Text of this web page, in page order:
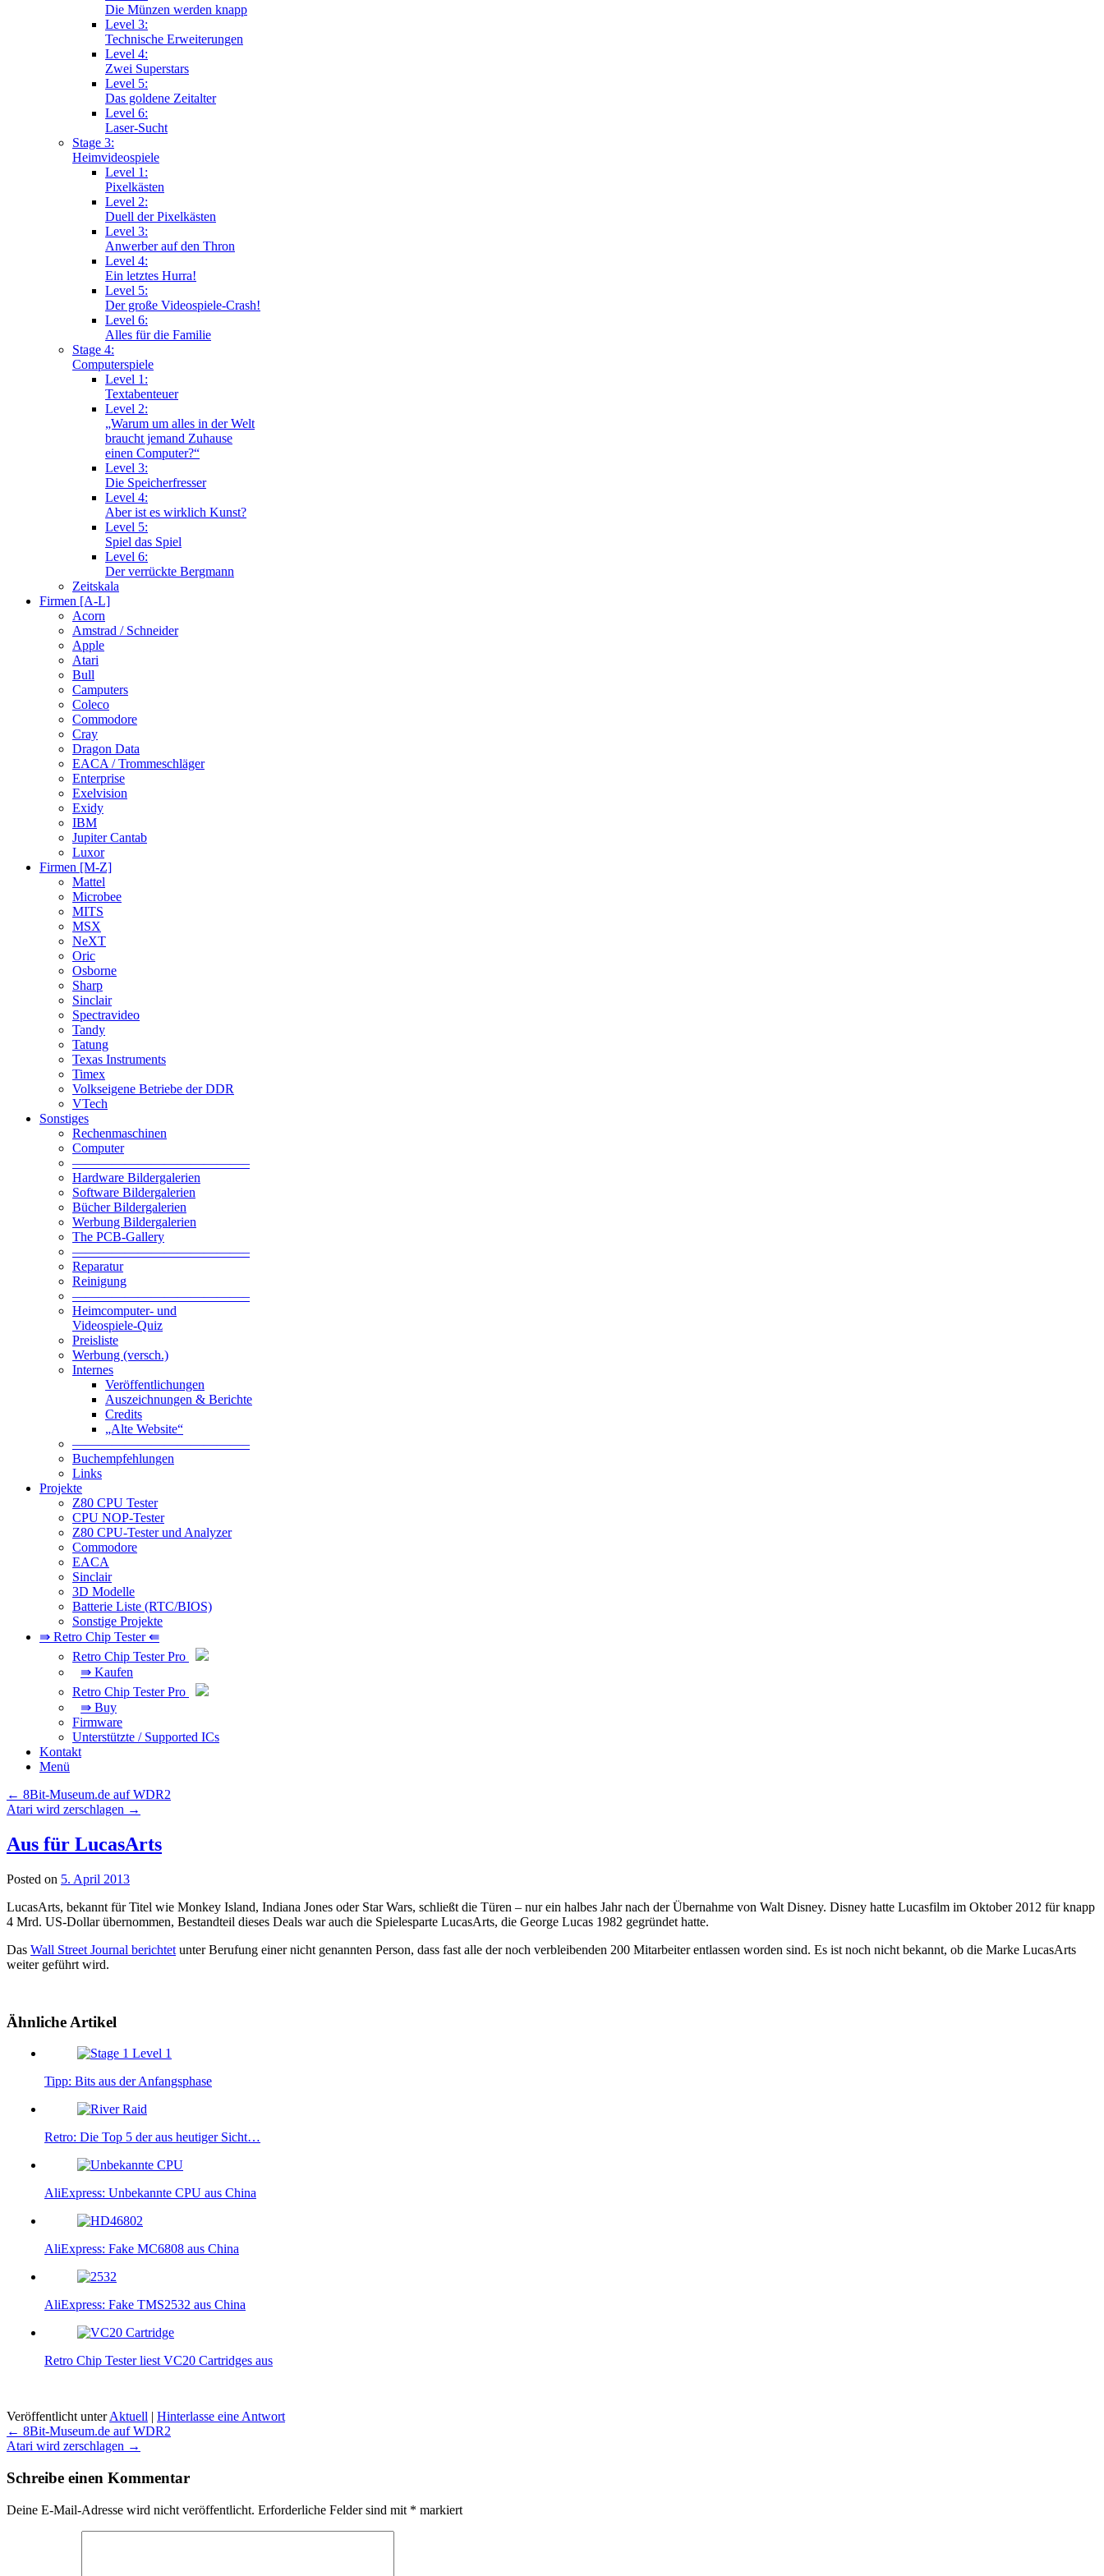
Die Münzen werden knapp
Level 3:
Technische Erweiterungen
Level 4:
Zwei Superstars
Level 5:
Das goldene Zeitalter
Level 6:
Laser-Sucht
Stage 3:
Heimvideospiele
Level 1:
Pixelkästen
Level 2:
Duell der Pixelkästen
Level 3:
Anwerber auf den Thron
Level 4:
Ein letztes Hurra!
Level 5:
Der große Videospiele-Crash!
Level 6:
Alles für die Familie
Stage 4:
Computerspiele
Level 1:
Textabenteuer
Level 2:
„Warum um alles in der Welt
braucht jemand Zuhause
einen Computer?“
Level 3:
Die Speicherfresser
Level 4:
Aber ist es wirklich Kunst?
Level 5:
Spiel das Spiel
Level 6:
Der verrückte Bergmann
Zeitskala
Firmen [A-L]
Acorn
Amstrad / Schneider
Apple
Atari
Bull
Camputers
Coleco
Commodore
Cray
Dragon Data
EACA / Trommeschläger
Enterprise
Exelvision
Exidy
IBM
Jupiter Cantab
Luxor
Firmen [M-Z]
Mattel
Microbee
MITS
MSX
NeXT
Oric
Osborne
Sharp
Sinclair
Spectravideo
Tandy
Tatung
Texas Instruments
Timex
Volkseigene Betriebe der DDR
VTech
Sonstiges
Rechenmaschinen
Computer
—————————————–
Hardware Bildergalerien
Software Bildergalerien
Bücher Bildergalerien
Werbung Bildergalerien
The PCB-Gallery
—————————————–
Reparatur
Reinigung
—————————————–
Heimcomputer- und
Videospiele-Quiz
Preisliste
Werbung (versch.)
Internes
Veröffentlichungen
Auszeichnungen & Berichte
Credits
„Alte Website“
—————————————–
Buchempfehlungen
Links
Projekte
Z80 CPU Tester
CPU NOP-Tester
Z80 CPU-Tester und Analyzer
Commodore
EACA
Sinclair
3D Modelle
Batterie Liste (RTC/BIOS)
Sonstige Projekte
⇛ Retro Chip Tester ⇚
Retro Chip Tester Pro
⇛ Kaufen
Retro Chip Tester Pro
⇛ Buy
Firmware
Unterstützte / Supported ICs
Kontakt
Menü
Beitragsnavigation
← 8Bit-Museum.de auf WDR2
Atari wird zerschlagen →
Aus für LucasArts
Posted on 5. April 2013
LucasArts, bekannt für Titel wie Monkey Island, Indiana Jones oder Star Wars, schließt die Türen – nur ein halbes Jahr nach der Übernahme von Walt Disney. Disney hatte Lucasfilm im Oktober 2012 für knapp
4 Mrd. US-Dollar übernommen, Bestandteil dieses Deals war auch die Spielesparte LucasArts, die George Lucas 1982 gegründet hatte.
Das Wall Street Journal berichtet unter Berufung einer nicht genannten Person, dass fast alle der noch verbleibenden 200 Mitarbeiter entlassen worden sind. Es ist noch nicht bekannt, ob die Marke LucasArts
weiter geführt wird.
Ähnliche Artikel
Tipp: Bits aus der Anfangsphase
Retro: Die Top 5 der aus heutiger Sicht…
AliExpress: Unbekannte CPU aus China
AliExpress: Fake MC6808 aus China
AliExpress: Fake TMS2532 aus China
Retro Chip Tester liest VC20 Cartridges aus
Veröffentlicht unterAktuell | Hinterlasse eine Antwort
Beitragsnavigation
← 8Bit-Museum.de auf WDR2
Atari wird zerschlagen →
Schreibe einen Kommentar
Deine E-Mail-Adresse wird nicht veröffentlicht. Erforderliche Felder sind mit * markiert